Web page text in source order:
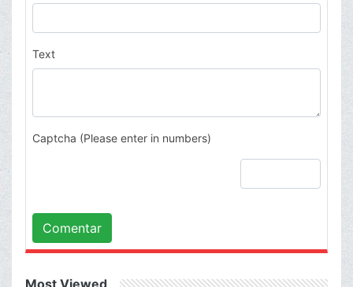
Text
Captcha (Please enter in numbers)
Comentar